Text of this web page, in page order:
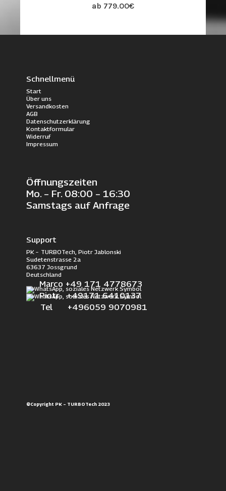
ab 779.00€
Schnellmenü
Start
Über uns
Versandkosten
AGB
Datenschutzerklärung
Kontaktformular
Widerruf
Impressum
Öffnungszeiten
Mo. – Fr. 08:00 – 16:30
Samstags auf Anfrage
Support
PK – TURBOTech, Piotr Jablonski
Sudetenstrasse 2a
63637 Jossgrund
Deutschland
Marco +49 171 4778673
Piotr +49171 6410137
Tel +496059 9070981
©Copyright PK – TURBOTech 2023